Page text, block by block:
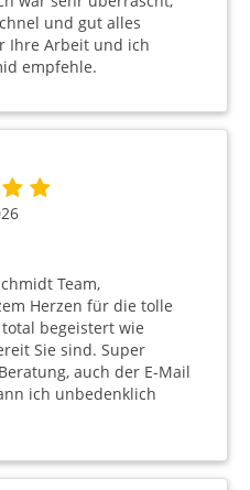
und gut alles
Ihre Arbeit und ich
empfehle.
Team,
Herzen für die tolle
begeistert wie
Sie sind. Super
auch der E-Mail
ich unbedenklich